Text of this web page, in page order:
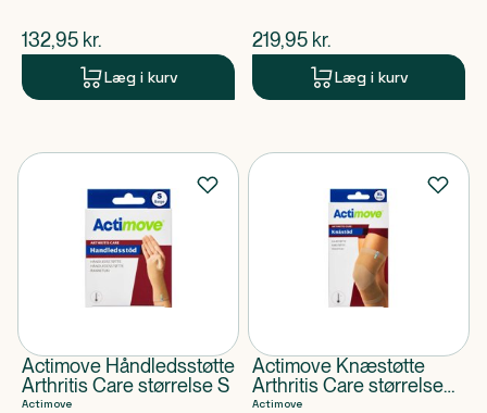
$nuværende pris
132,95 kr.
Læg i kurv
$nuværende pris
219,95 kr.
Læg i kurv
Actimove Håndledsstøtte
Arthritis Care størrelse S
Actimove
Actimove Knæstøtte
Arthritis Care størrelse
XL
Actimove